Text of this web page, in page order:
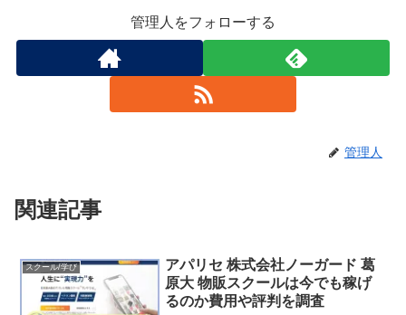
管理人をフォローする
管理人
関連記事
スクール/学び
アパリセ 株式会社ノーガード 葛
原大 物販スクールは今でも稼げ
るのか費用や評判を調査